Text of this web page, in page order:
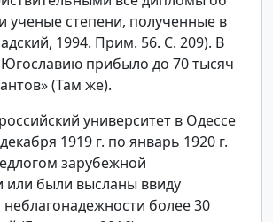
ученые степени, полученные в
1994. Прим. 56. С. 209). В
Югославию прибыло до 70 тысяч
(Там же).
университет в Одессе
1919 г. по январь 1920 г.
зарубежной
или были высланы ввиду
более 30